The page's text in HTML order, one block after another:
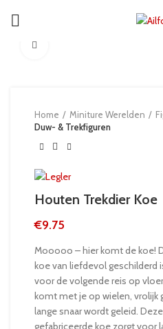
Home Miniture Werelden
Duw- & Trekfiguren
Houten Trekdier Koe
€9.75
Mooooo – hier komt de koe!
koe van liefdevol geschilderd
voor de volgende reis op
komt met je op wielen, vrolijk
lange snaar wordt geleid.
gefabriceerde koe zorgt voor